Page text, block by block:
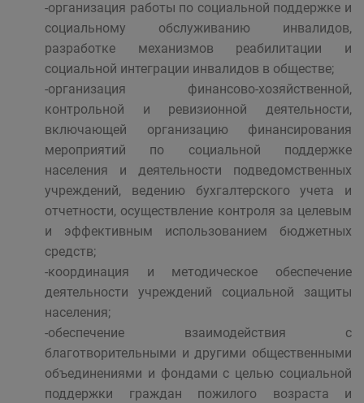
-организация работы по социальной поддержке и
социальному обслуживанию инвалидов,
разработке механизмов реабилитации и
социальной интеграции инвалидов в обществе;
-организация финансово-хозяйственной,
контрольной и ревизионной деятельности,
включающей организацию финансирования
мероприятий по социальной поддержке
населения и деятельности подведомственных
учреждений, ведению бухгалтерского учета и
отчетности, осуществление контроля за целевым
и эффективным использованием бюджетных
средств;
-координация и методическое обеспечение
деятельности учреждений социальной защиты
населения;
-обеспечение взаимодействия с
благотворительными и другими общественными
объединениями и фондами с целью социальной
поддержки граждан пожилого возраста и